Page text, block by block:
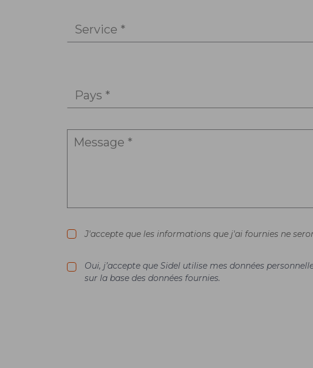
Service *
Pays *
J'accepte que les informations que j'ai fournies ne
Oui, j’accepte que Sidel utilise mes données
sur la base des données fournies.